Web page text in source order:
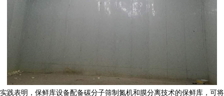
实践表明， 保鲜库设备配备碳分子筛制氮机和膜分离技术的保鲜库，可将